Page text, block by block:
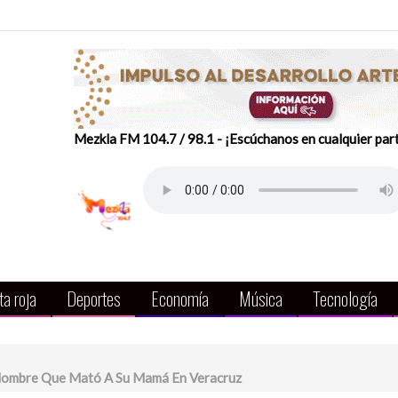
Mezkla FM 104.7 / 98.1 - ¡Escúchanos en cualquier
roja Deportes Economía Música Tecnología
Que Mató A Su Mamá En Veracruz